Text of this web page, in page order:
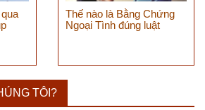
Thế nào là Bằng Chứng
Ngoại Tình đúng luật
TÔI?